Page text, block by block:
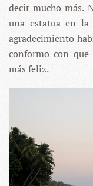
decir mucho más.
una estatua en
agradecimiento
conformo con
más feliz.